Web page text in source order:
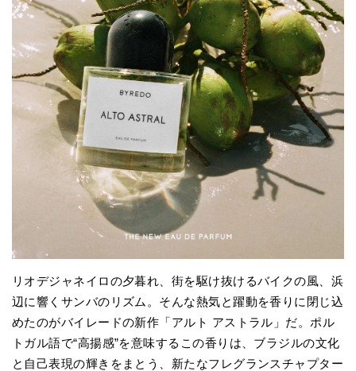
リオデジャネイロの夕暮れ、街を駆け抜けるバイクの風、浜
辺に響くサンバのリズム。そんな熱気と躍動を香りに閉じ込
めたのがバイレードの新作「アルト アストラル」だ。ポル
トガル語で“高揚感”を意味するこの香りは、ブラジルの文化
と自己表現の輝きをまとう、新たなフレグランスチャプター